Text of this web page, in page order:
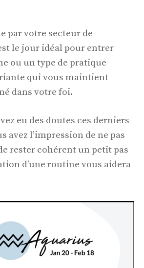
par votre secteur de
le jour idéal pour entrer
ou un type de pratique
qui vous maintient
dans votre foi.
eu des doutes ces derniers
avez l’impression de ne pas
rester cohérent un petit pas
d’une routine vous aidera